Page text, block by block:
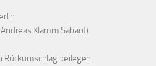
Klamm Sabaot)
beilegen